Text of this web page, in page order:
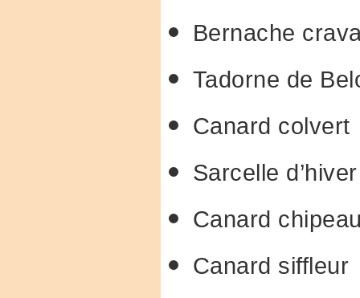
Bernache
Tadorne de
Canard colvert
Sarcelle d’hiver
Canard
Canard siffleur